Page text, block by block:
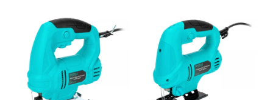
Plite & aragaze
Iluminat & electrice
Prelungitoare & cabluri electrice
Becuri
Coliere plastic